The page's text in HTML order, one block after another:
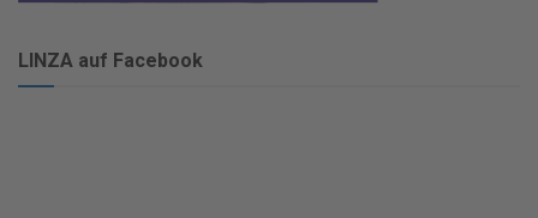
LINZA auf Facebook